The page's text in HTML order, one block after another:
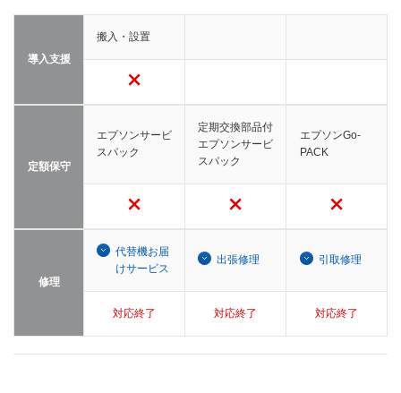
導入支援
搬入・設置
定額保守
エプソンサービ
スパック
定期交換部品付
エプソンサービ
スパック
エプソンGo-
PACK
修理
代替機お届
けサービス
出張修理 引取修理
対応終了 対応終了 対応終了